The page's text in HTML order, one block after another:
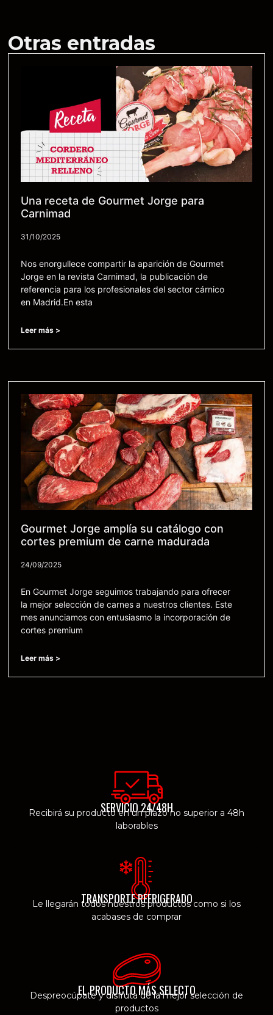
Otras entradas
Una receta de Gourmet Jorge para
Carnimad
31/10/2025
Nos enorgullece compartir la aparición de Gourmet
Jorge en la revista Carnimad, la publicación de
referencia para los profesionales del sector cárnico
en Madrid.En esta
Leer más >
Gourmet Jorge amplía su catálogo con
cortes premium de carne madurada
24/09/2025
En Gourmet Jorge seguimos trabajando para ofrecer
la mejor selección de carnes a nuestros clientes. Este
mes anunciamos con entusiasmo la incorporación de
cortes premium
Leer más >
SERVICIO 24/48H
Recibirá su producto en un plazo no superior a 48h
laborables
TRANSPORTE REFRIGERADO
Le llegarán todos nuestros productos como si los
acabases de comprar
EL PRODUCTO MÁS SELECTO
Despreocúpate y disfruta de la mejor selección de
productos